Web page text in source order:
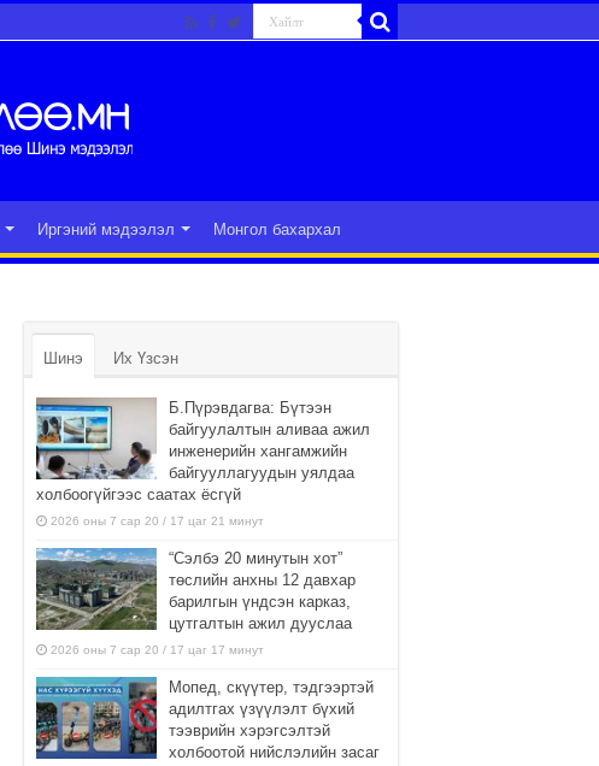
Иргэний мэдээлэл Монгол бахархал
Шинэ Их Үзсэн
Б.Пүрэвдагва: Бүтээн
байгуулалтын аливаа ажил
инженерийн хангамжийн
байгууллагуудын уялдаа
холбоогүйгээс саатах ёсгүй
2026 оны 7 сар 20 / 17 цаг 21 минут
“Сэлбэ 20 минутын хот”
төслийн анхны 12 давхар
барилгын үндсэн карказ,
цутгалтын ажил дууслаа
2026 оны 7 сар 20 / 17 цаг 17 минут
Мопед, скүүтер, тэдгээртэй
адилтгах үзүүлэлт бүхий
тээврийн хэрэгсэлтэй
холбоотой нийслэлийн засаг